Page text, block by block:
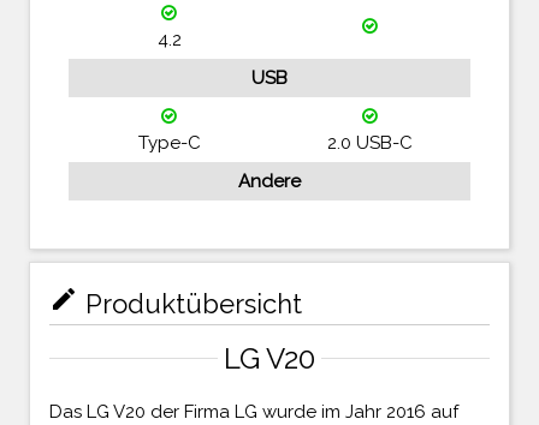
4.2
USB
Type-C
2.0 USB-C
Andere
mode_edit Produktübersicht
LG V20
Das LG V20 der Firma LG wurde im Jahr 2016 auf